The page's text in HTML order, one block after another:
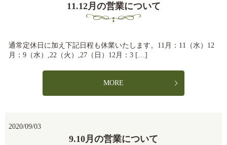
11.12月の営業について
通常定休日に加え下記日程も休業いたします。11月：11（水）12
月：9（水）,22（火）,27（日）12月：3 […]
MORE
2020/09/03
9.10月の営業について